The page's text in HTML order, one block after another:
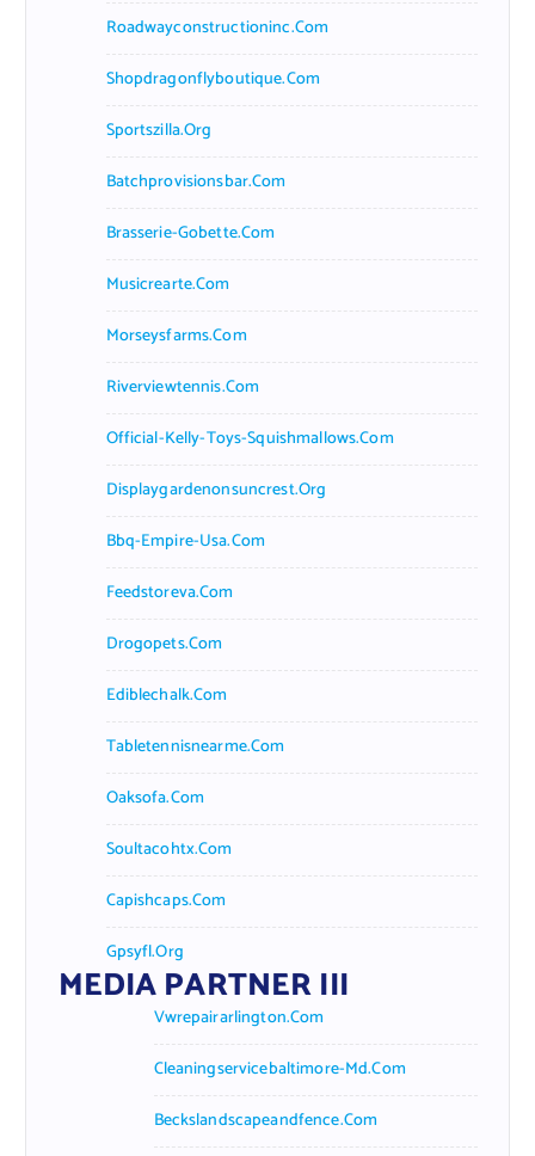
Roadwayconstructioninc.com
Shopdragonflyboutique.com
Sportszilla.org
Batchprovisionsbar.com
Brasserie-Gobette.com
Musicrearte.com
Morseysfarms.com
Riverviewtennis.com
Official-Kelly-Toys-Squishmallows.com
Displaygardenonsuncrest.org
Bbq-Empire-Usa.com
Feedstoreva.com
Drogopets.com
Ediblechalk.com
Tabletennisnearme.com
Oaksofa.com
Soultacohtx.com
Capishcaps.com
Gpsyfl.org
MEDIA PARTNER III
Vwrepairarlington.com
Cleaningservicebaltimore-Md.com
Beckslandscapeandfence.com